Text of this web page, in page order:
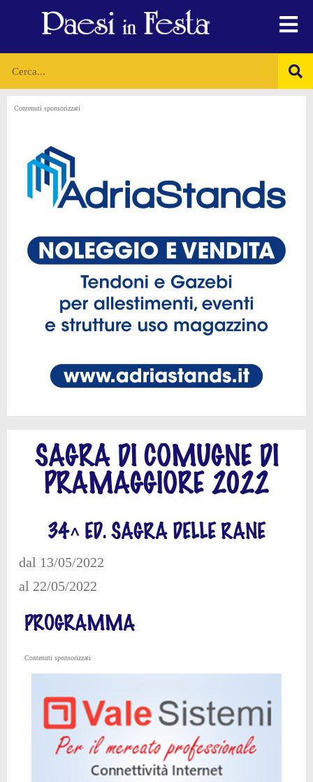
Contenuti sponsorizzati
SAGRA DI COMUGNE DI
PRAMAGGIORE 2022
34^ ED. SAGRA DELLE RANE
dal 13/05/2022
al 22/05/2022
PROGRAMMA
Contenuti sponsorizzati